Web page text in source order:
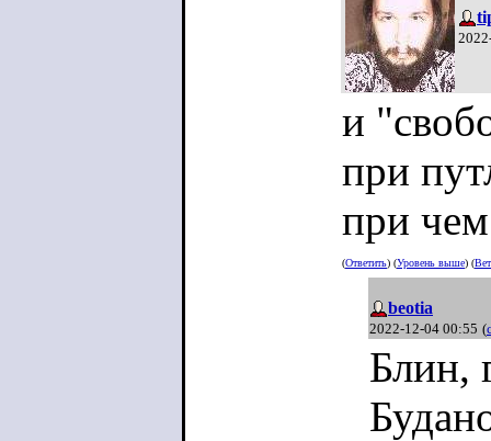
и
при
при
(Ответить) (Уровень выше) (
beotia
2022-12-04 00:55 (
Блин,